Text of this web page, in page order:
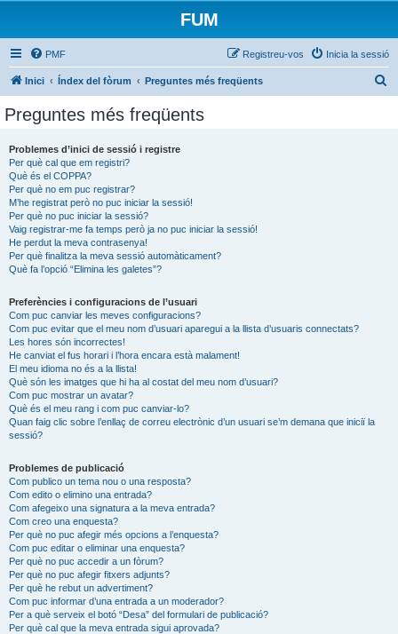
FUM
PMF Inicia la sessió
Registreu-vos
Inici Índex del fòrum Preguntes més freqüents
Preguntes més freqüents
Problemes d’inici de sessió i registre
Per què cal que em registri?
Què és el COPPA?
Per què no em puc registrar?
M’he registrat però no puc iniciar la sessió!
Per què no puc iniciar la sessió?
Vaig registrar-me fa temps però ja no puc iniciar la sessió!
He perdut la meva contrasenya!
Per què finalitza la meva sessió automàticament?
Què fa l’opció “Elimina les galetes”?
Preferències i configuracions de l’usuari
Com puc canviar les meves configuracions?
Com puc evitar que el meu nom d’usuari aparegui a la llista d’usuaris connectats?
Les hores són incorrectes!
He canviat el fus horari i l’hora encara està malament!
El meu idioma no és a la llista!
Què són les imatges que hi ha al costat del meu nom d’usuari?
Com puc mostrar un avatar?
Què és el meu rang i com puc canviar-lo?
Quan faig clic sobre l’enllaç de correu electrònic d’un usuari se’m demana que iniciï la
sessió?
Problemes de publicació
Com publico un tema nou o una resposta?
Com edito o elimino una entrada?
Com afegeixo una signatura a la meva entrada?
Com creo una enquesta?
Per què no puc afegir més opcions a l’enquesta?
Com puc editar o eliminar una enquesta?
Per què no puc accedir a un fòrum?
Per què no puc afegir fitxers adjunts?
Per què he rebut un advertiment?
Com puc informar d’una entrada a un moderador?
Per a què serveix el botó “Desa” del formulari de publicació?
Per què cal que la meva entrada sigui aprovada?